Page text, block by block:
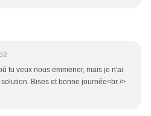
tu veux nous emmener, mais je n'ai
Bises et bonne journée<br />